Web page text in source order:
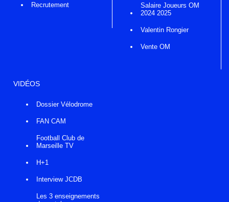
Recrutement
Salaire Joueurs OM
2024 2025
Valentin Rongier
Vente OM
VIDÉOS
Dossier Vélodrome
FAN CAM
Football Club de
Marseille TV
H+1
Interview JCDB
Les 3 enseignements